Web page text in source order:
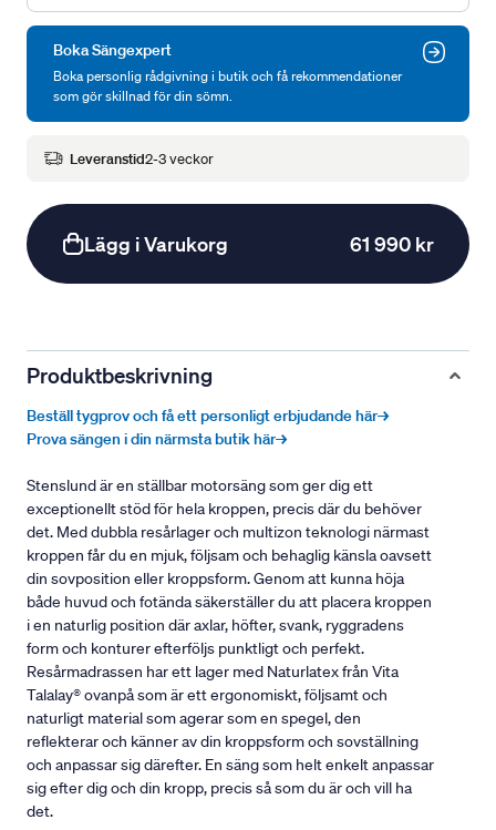
Boka Sängexpert
Boka personlig rådgivning i butik och få rekommendationer
som gör skillnad för din sömn.
Leveranstid2-3 veckor
Lägg i Varukorg 61 990 kr
Produktbeskrivning
Beställ tygprov och få ett personligt erbjudande här→
Prova sängen i din närmsta butik här→
Stenslund är en ställbar motorsäng som ger dig ett
exceptionellt stöd för hela kroppen, precis där du behöver
det. Med dubbla resårlager och multizon teknologi närmast
kroppen får du en mjuk, följsam och behaglig känsla oavsett
din sovposition eller kroppsform. Genom att kunna höja
både huvud och fotända säkerställer du att placera kroppen
i en naturlig position där axlar, höfter, svank, ryggradens
form och konturer efterföljs punktligt och perfekt.
Resårmadrassen har ett lager med Naturlatex från Vita
Talalay® ovanpå som är ett ergonomiskt, följsamt och
naturligt material som agerar som en spegel, den
reflekterar och känner av din kroppsform och sovställning
och anpassar sig därefter. En säng som helt enkelt anpassar
sig efter dig och din kropp, precis så som du är och vill ha
det.